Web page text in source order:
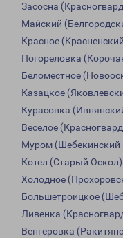
Засосна
Майский
Красное
Погореловка
Беломестное
Казацкое
Курасовка
Веселое
Муром (Шебекинский
Котел (Старый Оскол)
Холодное
Большетроицкое
Ливенка
Венгеровка